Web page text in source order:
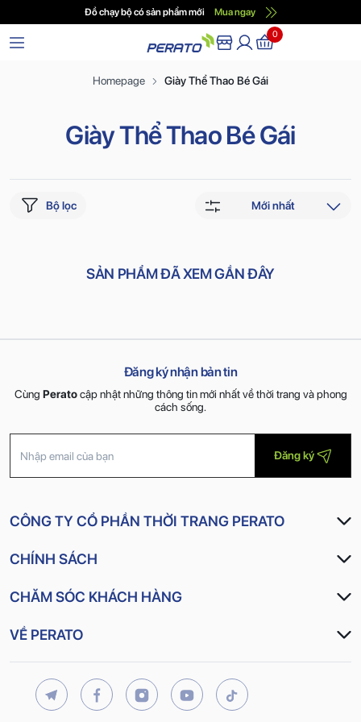
Đồ chạy bộ có sản phẩm mới Mua ngay
0
Homepage Giày Thể Thao Bé Gái
Giày Thể Thao Bé Gái
Bộ lọc Mới nhất
SẢN PHẨM ĐÃ XEM GẦN ĐÂY
Đăng ký nhận bản tin
Cùng Peratocập nhật những thông tin mới nhất về thời trang và phong
cách sống.
Đăng ký
CÔNG TY CỔ PHẦN THỜI TRANG PERATO
CHÍNH SÁCH
CHĂM SÓC KHÁCH HÀNG
VỀ PERATO